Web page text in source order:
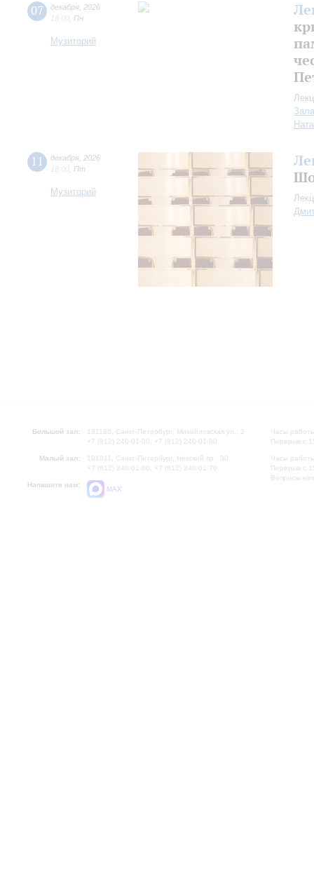
07 декабря 2026
18:00 Пн
Музиторий
11 декабря 2026
18:00 Пт
Музиторий
Большой зал:
191186, Санкт-Петербург, Михайловская ул., 2
+7 (812) 240-01-00, +7 (812) 240-01-80
Малый зал:
191011, Санкт-Петербург, Невский пр., 30
+7 (812) 240-01-00, +7 (812) 240-01-70
Напишите нам:
MAX
Часы
Перерыв с
Часы
Перерыв с
Вопросы